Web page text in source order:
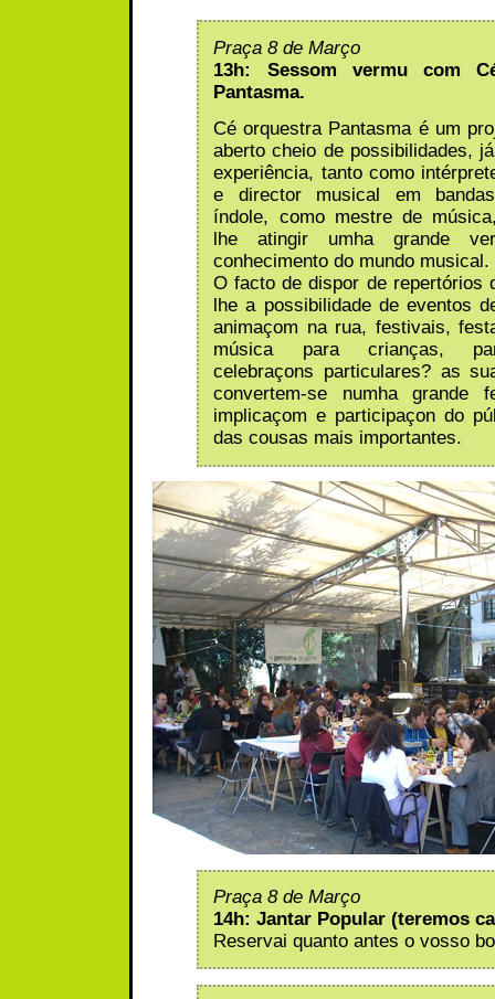
Praça 8 de Março
13h: Sessom vermu com
Pantasma.
Cé orquestra Pantasma é um
aberto cheio de possibilidades,
experiência, tanto como
e director musical em
índole, como mestre de
lhe atingir umha grande
conhecimento do mundo musical.
O facto de dispor de repertórios
lhe a possibilidade de eventos
animaçom na rua, festivais,
música para crianças,
celebraçons particulares? as
convertem-se numha grande
implicaçom e participaçon do
das cousas mais importantes.
Praça 8 de Março
14h: Jantar Popular (teremos
Reservai quanto antes o vosso